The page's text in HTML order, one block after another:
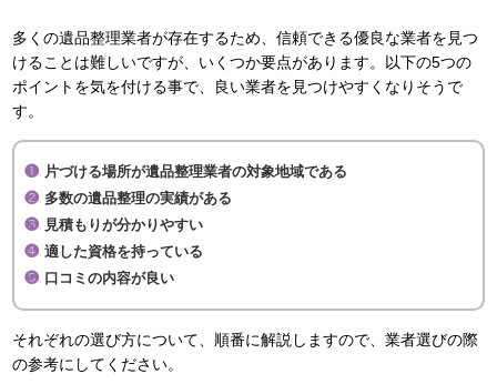
多くの遺品整理業者が存在するため、信頼できる優良な業者を見つ
けることは難しいですが、いくつか要点があります。以下の5つの
ポイントを気を付ける事で、良い業者を見つけやすくなりそうで
す。
片づける場所が遺品整理業者の対象地域である
多数の遺品整理の実績がある
見積もりが分かりやすい
適した資格を持っている
口コミの内容が良い
それぞれの選び方について、順番に解説しますので、業者選びの際
の参考にしてください。